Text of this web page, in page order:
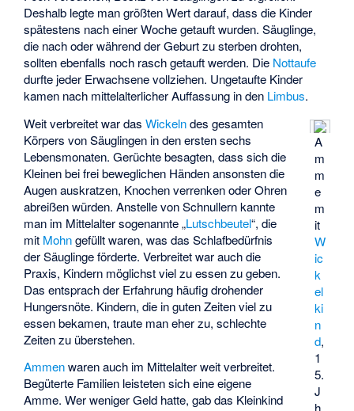
Deshalb legte man größten Wert darauf, dass die Kinder
spätestens nach einer Woche getauft wurden. Säuglinge,
die nach oder während der Geburt zu sterben drohten,
sollten ebenfalls noch rasch getauft werden. Die Nottaufe
durfte jeder Erwachsene vollziehen. Ungetaufte Kinder
kamen nach mittelalterlicher Auffassung in den Limbus.
A
m
m
e
m
it
W
ic
k
el
ki
n
d,
1
5.
J
h.
Weit verbreitet war dasWickelndes gesamten
Körpers von Säuglingen in den ersten sechs
Lebensmonaten. Gerüchte besagten, dass sich die
Kleinen bei frei beweglichen Händen ansonsten die
Augen auskratzen, Knochen verrenken oder Ohren
abreißen würden. Anstelle von Schnullern kannte
man im Mittelalter sogenannte „Lutschbeutel“, die
mit Mohngefüllt waren, was das Schlafbedürfnis
der Säuglinge förderte. Verbreitet war auch die
Praxis, Kindern möglichst viel zu essen zu geben.
Das entsprach der Erfahrung häufig drohender
Hungersnöte. Kindern, die in guten Zeiten viel zu
essen bekamen, traute man eher zu, schlechte
Zeiten zu überstehen.
Ammenwaren auch im Mittelalter weit verbreitet.
Begüterte Familien leisteten sich eine eigene
Amme. Wer weniger Geld hatte, gab das Kleinkind